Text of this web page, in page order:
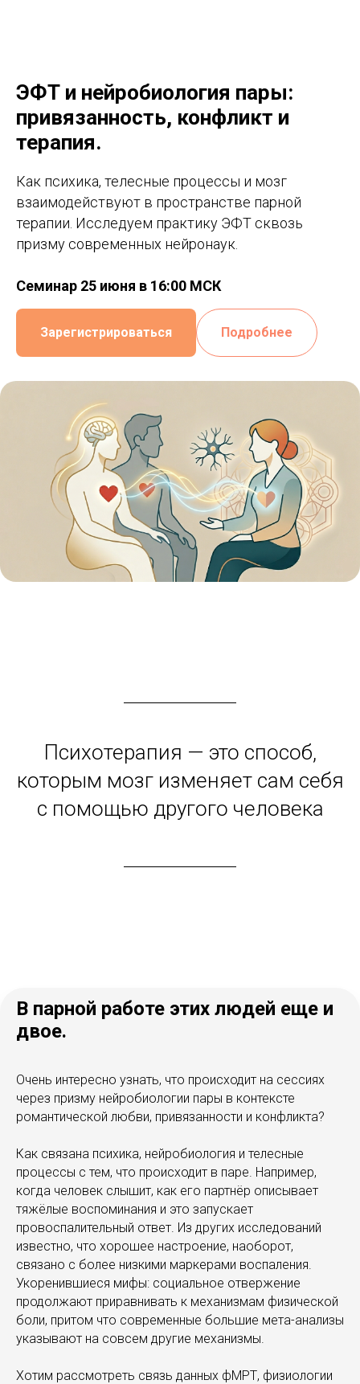
ЭФТ и нейробиология пары:
привязанность, конфликт и
терапия.
Как психика, телесные процессы и мозг
взаимодействуют в пространстве парной
терапии. Исследуем практику ЭФТ сквозь
призму современных нейронаук.
Семинар 25 июня в 16:00 МСК
Зарегистрироваться Подробнее
Психотерапия — это способ,
которым мозг изменяет сам себя
с помощью другого человека
В парной работе этих людей еще и
двое.
Очень интересно узнать, что происходит на сессиях
через призму нейробиологии пары в контексте
романтической любви, привязанности и конфликта?
Как связана психика, нейробиология и телесные
процессы с тем, что происходит в паре. Например,
когда человек слышит, как его партнёр описывает
тяжёлые воспоминания и это запускает
провоспалительный ответ. Из других исследований
известно, что хорошее настроение, наоборот,
связано с более низкими маркерами воспаления.
Укоренившиеся мифы: социальное отвержение
продолжают приравнивать к механизмам физической
боли, притом что современные большие мета-анализы
указывают на совсем другие механизмы.
Хотим рассмотреть связь данных фМРТ, физиологии